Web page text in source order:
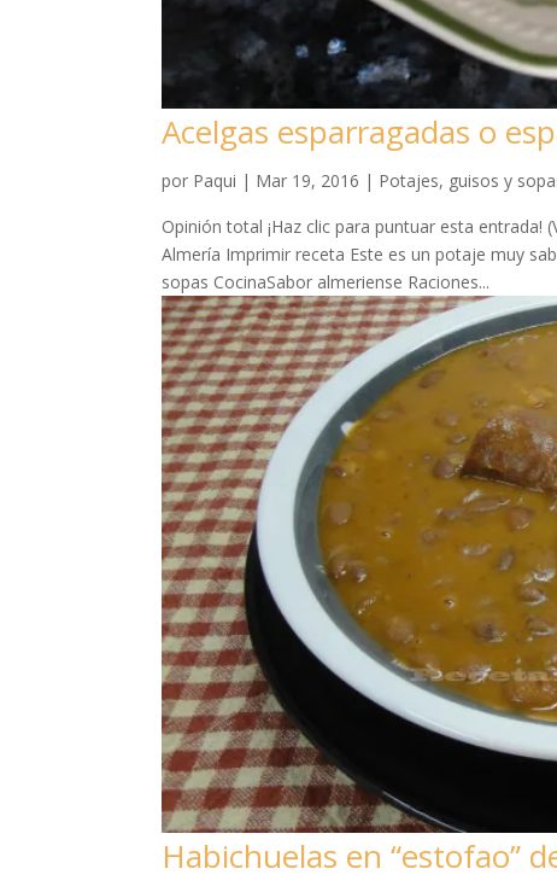
Acelgas esparragadas o
por Paqui | Mar 19, 2016 | Potajes, guisos y
Opinión total ¡Haz clic para puntuar esta entrada!
Almería Imprimir receta Este es un potaje muy
sopas CocinaSabor almeriense Raciones...
Habichuelas en “estofao”